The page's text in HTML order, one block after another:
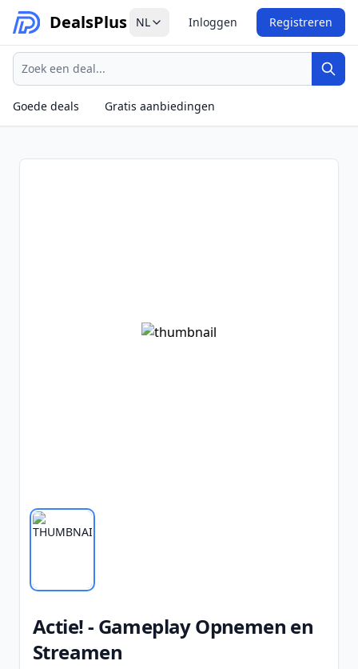
DealsPlus NL Inloggen Registreren
Zoeken
Goede deals
Gratis aanbiedingen
Actie! - Gameplay Opnemen en
Streamen